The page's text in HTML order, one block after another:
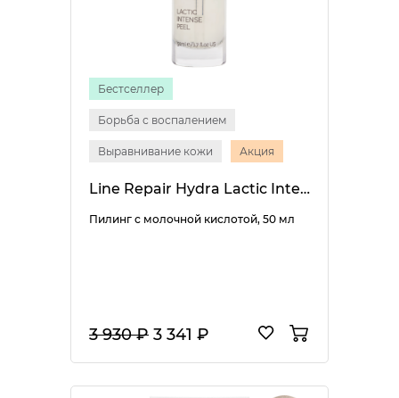
Бестселлер
Борьба с воспалением
Выравнивание кожи Акция
Line Repair Hydra Lactic Intense Peel
Пилинг с молочной кислотой, 50 мл
3 930 ₽ 3 341 ₽